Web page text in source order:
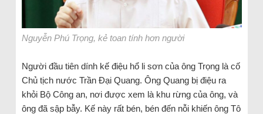
Nguyễn Phú Trọng, kẻ toan tính hơn người
Người đầu tiên dính kế điệu hổ li sơn của ông Trọng là cố
Chủ tịch nước Trần Đại Quang. Ông Quang bị điệu ra
khỏi Bộ Công an, nơi được xem là khu rừng của ông, và
ông đã sập bẫy. Kế này rất bén, bén đến nỗi khiến ông Tô